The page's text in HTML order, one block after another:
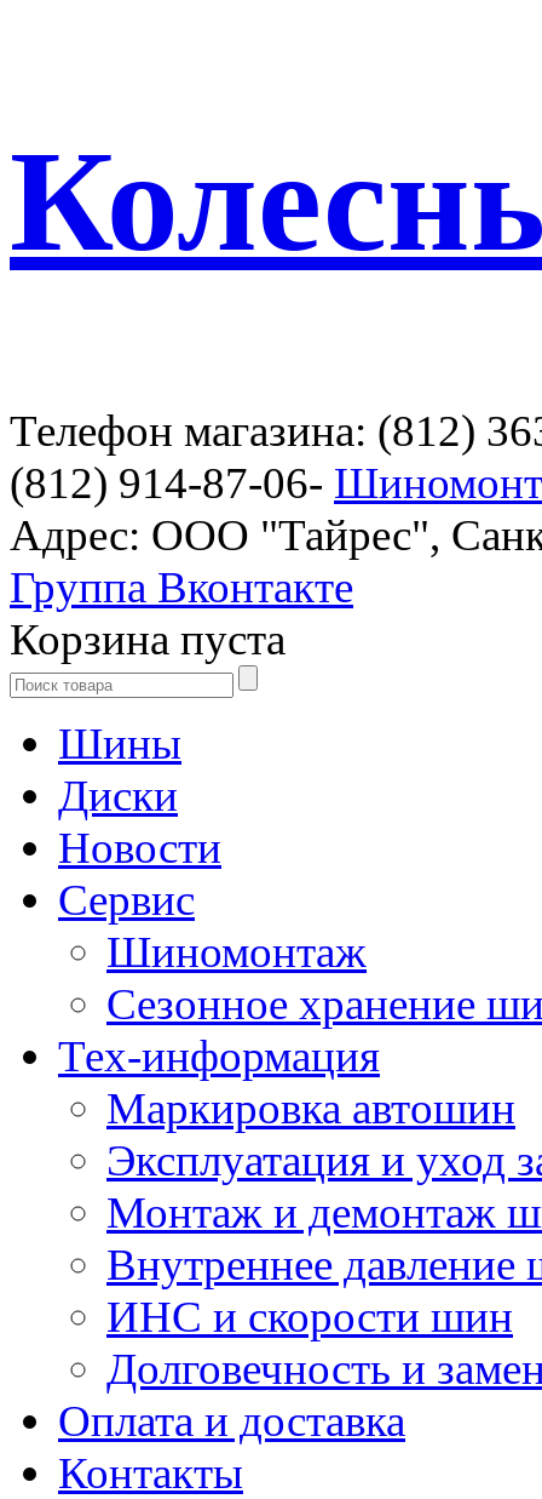
Телефон магазина: (812)
(812) 914-87-06-
Адрес: ООО "Тайрес",
Группа Вконтакте
Корзина пуста
Шины
Диски
Новости
Сервис
Шиномонтаж
Сезонное хранение
Тех-информация
Маркировка автошин
Эксплуатация и уход
Монтаж и демонтаж
Внутреннее давление
ИНС и скорости шин
Долговечность и
Оплата и доставка
Контакты